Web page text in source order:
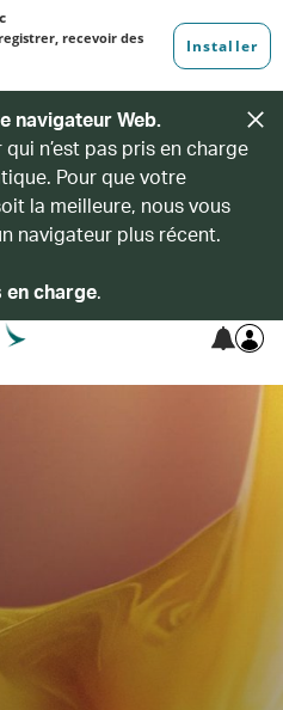
navigateur Web.
n’est pas pris en charge
Pour que votre
la meilleure, nous vous
navigateur plus récent.
charge.